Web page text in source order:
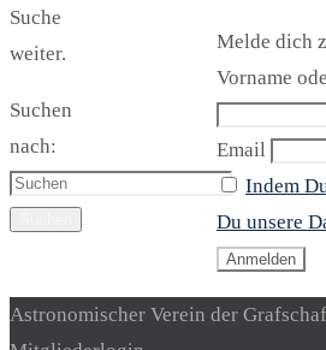
Suche
weiter.
Suchen
nach:
Melde dich
Vorname
Email
Indem
Du unsere
Astronomischer Verein der